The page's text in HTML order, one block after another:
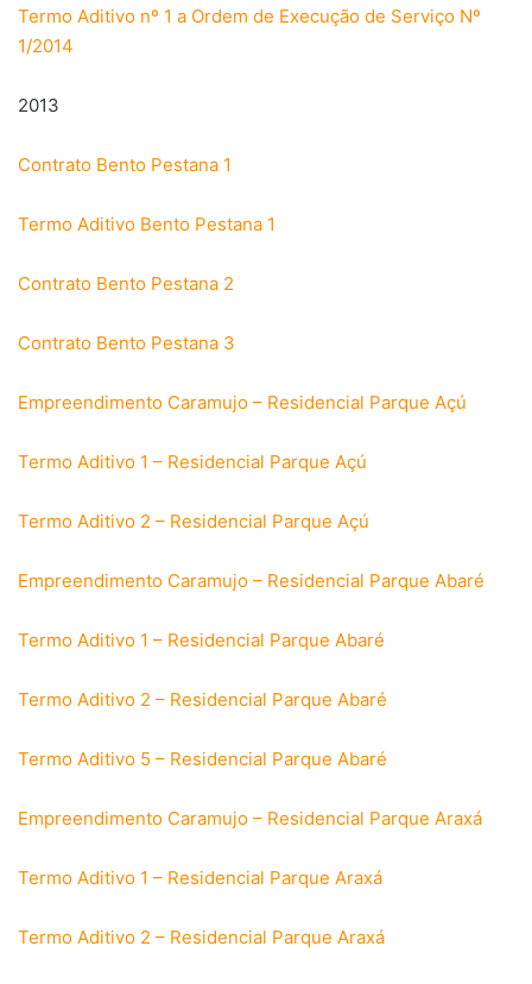
Termo Aditivo nº 1 a Ordem de Execução de Serviço Nº
1/2014
2013
Contrato Bento Pestana 1
Termo Aditivo Bento Pestana 1
Contrato Bento Pestana 2
Contrato Bento Pestana 3
Empreendimento Caramujo – Residencial Parque Açú
Termo Aditivo 1 – Residencial Parque Açú
Termo Aditivo 2 – Residencial Parque Açú
Empreendimento Caramujo – Residencial Parque Abaré
Termo Aditivo 1 – Residencial Parque Abaré
Termo Aditivo 2 – Residencial Parque Abaré
Termo Aditivo 5 – Residencial Parque Abaré
Empreendimento Caramujo – Residencial Parque Araxá
Termo Aditivo 1 – Residencial Parque Araxá
Termo Aditivo 2 – Residencial Parque Araxá